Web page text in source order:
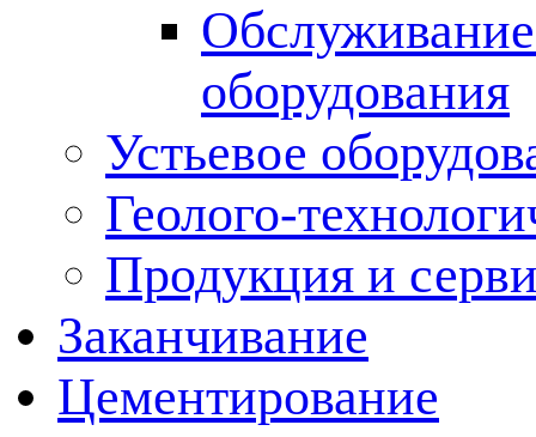
оборудования
Устьевое
Геолого-
Продукция и
Заканчивание
Цементирование